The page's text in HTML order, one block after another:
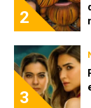
2
3